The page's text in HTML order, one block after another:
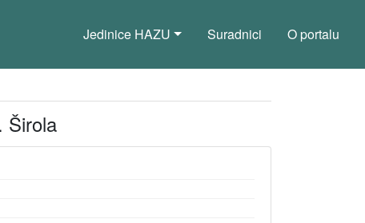
Jedinice HAZU Suradnici O portalu
Širola